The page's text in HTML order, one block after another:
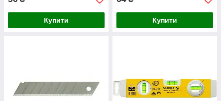
Купити Купити